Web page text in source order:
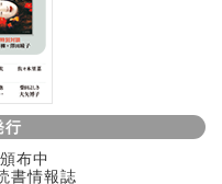
行
布中
書情報誌